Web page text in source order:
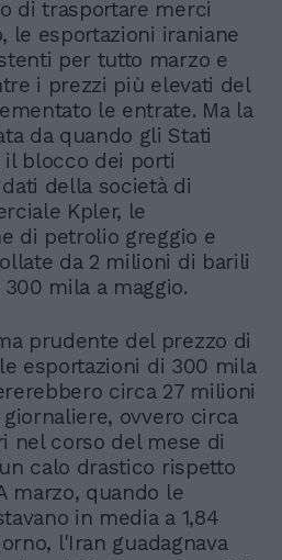
di trasportare merci
le esportazioni iraniane
per tutto marzo e
i prezzi più elevati del
le entrate. Ma la
da quando gli Stati
il blocco dei porti
della società di
Kpler, le
di petrolio greggio e
da 2 milioni di barili
mila a maggio.
prudente del prezzo di
esportazioni di 300 mila
circa 27 milioni
ovvero circa
nel corso del mese di
calo drastico rispetto
marzo, quando le
in media a 1,84
l'Iran guadagnava